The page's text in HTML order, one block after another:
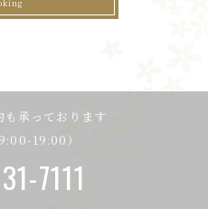
承っております
19:00）
7111